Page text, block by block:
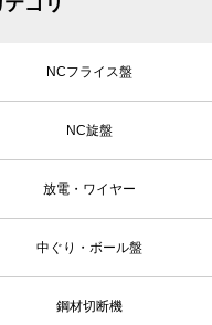
NCフライス盤
NC旋盤
放電・ワイヤー
中ぐり・ボール盤
鋼材切断機